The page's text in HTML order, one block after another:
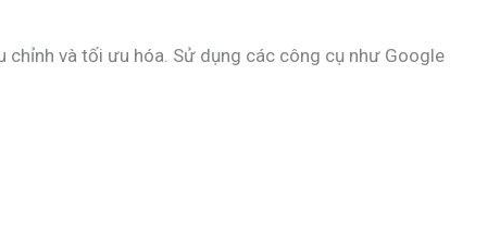
chỉnh và tối ưu hóa. Sử dụng các công cụ như Google